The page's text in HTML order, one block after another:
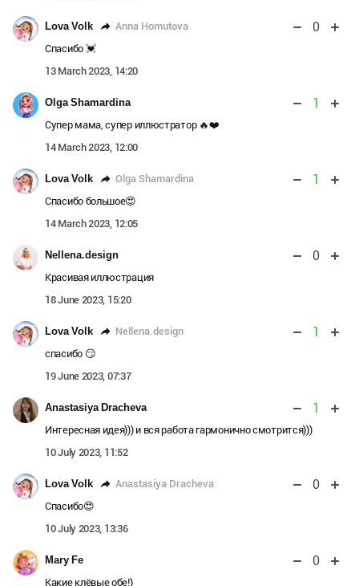
Lova Volk Anna Homutova 0
Спасибо 💓
13 March 2023, 14:20
Olga Shamardina 1
Супер мама, супер иллюстратор 🔥❤️
14 March 2023, 12:00
Lova Volk Olga Shamardina 1
Спасибо большое😍
14 March 2023, 12:05
Nellena.design 0
Красивая иллюстрация
18 June 2023, 15:20
Lova Volk Nellena.design 1
спасибо 😏
19 June 2023, 07:37
Anastasiya Dracheva 1
Интересная идея))) и вся работа гармонично смотрится)))
10 July 2023, 11:52
Lova Volk Anastasiya Dracheva 0
Спасибо😍
10 July 2023, 13:36
Mary Fe 0
Какие клёвые обе!)